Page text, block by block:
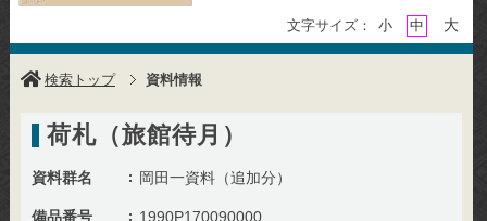
文字サイズ： 小 中 大
検索トップ 資料情報
荷札（旅館待月）
資料群名 岡田一資料（追加分）
備品番号 1990P170090000